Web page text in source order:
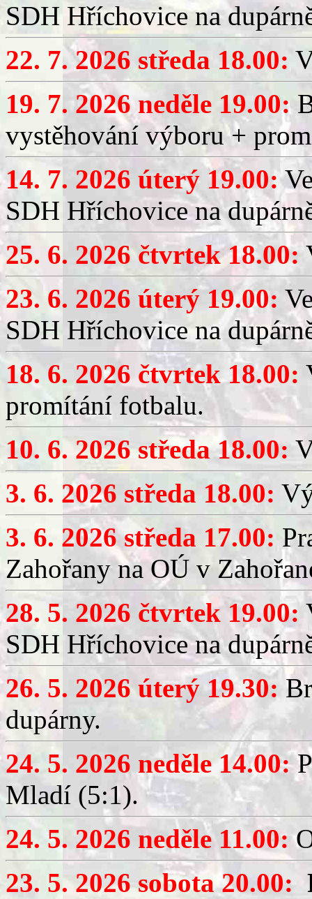
SDH Hříchovice na
22. 7. 2026 středa 18.00:
19. 7. 2026 neděle 19.00:
vystěhování výboru +
14. 7. 2026 úterý 19.00:
SDH Hříchovice na
25. 6. 2026 čtvrtek 18.00:
23. 6. 2026 úterý 19.00:
SDH Hříchovice na
18. 6. 2026 čtvrtek 18.00:
promítání fotbalu.
10. 6. 2026 středa 18.00:
3. 6. 2026 středa 18.00:
3. 6. 2026 středa 17.00:
Zahořany na OÚ v
28. 5. 2026 čtvrtek 19.00:
SDH Hříchovice na
26. 5. 2026 úterý 19.30:
dupárny.
24. 5. 2026 neděle 14.00:
Mladí (5:1).
24. 5. 2026 neděle 11.00:
23. 5. 2026 sobota 20.00: